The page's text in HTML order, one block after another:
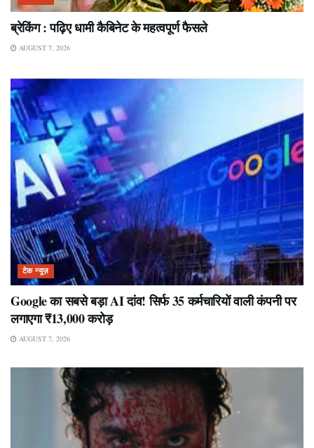
ब्रेकिंग : पढ़िए धामी कैबिनेट के महत्वपूर्ण फैसले
AUGUST 7, 2026
टेक न्यूज़
Google का सबसे बड़ा AI दांव! सिर्फ 35 कर्मचारियों वाली कंपनी पर
लगाएगा ₹13,000 करोड़
AUGUST 7, 2026